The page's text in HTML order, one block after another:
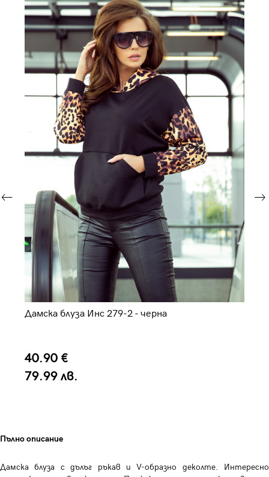
Дамска блуза Инс 279-2 - черна
40.90 €
79.99 лв.
Пълно описание
Дамска блуза с дълъг ръкав и V-образно деколте. Интересно